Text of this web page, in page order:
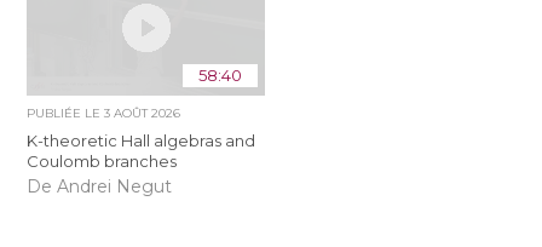
58:40
PUBLIÉE LE3 AOÛT 2026
K-theoretic Hall algebras and
Coulomb branches
De Andrei Negut